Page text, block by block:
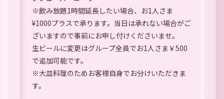
※飲み放題1時間延長したい場合、お1人さま
¥1000プラスで承ります。当日は承れない場合がご
ざいますので事前にお申し付けくださいませ。
生ビールに変更はグループ全員でお1人さま￥500
で追加可能です。
※大皿料理のためお客様自身でお分けいただきま
す。